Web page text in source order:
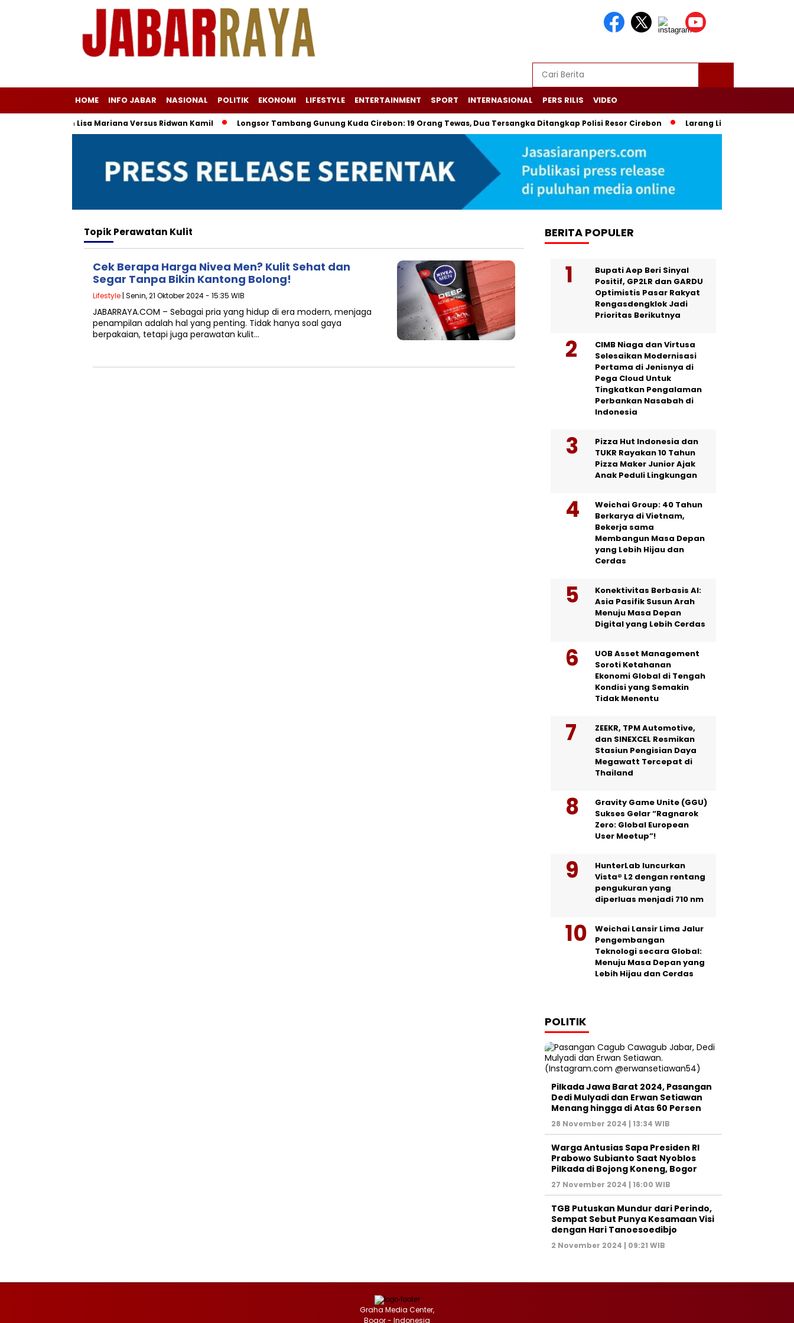
HOME INFO JABAR NASIONAL POLITIK EKONOMI LIFESTYLE ENTERTAINMENT SPORT INTERNASIONAL PERS RILIS VIDEO
Kasus Fitnah Lisa Mariana Versus Ridwan Kamil Longsor Tambang Gunung Kuda Cirebon: 19 Orang Tewas, Dua Tersangka Ditangkap Polisi Resor Cirebon Larang Liputan Media Lokal
TopikPerawatan Kulit
Cek Berapa Harga Nivea Men? Kulit Sehat dan
Segar Tanpa Bikin Kantong Bolong!
Lifestyle | Senin, 21 Oktober 2024 - 15:35 WIB
JABARRAYA.COM – Sebagai pria yang hidup di era modern, menjaga
penampilan adalah hal yang penting. Tidak hanya soal gaya
berpakaian, tetapi juga perawatan kulit…
BERITA POPULER
Bupati Aep Beri Sinyal
Positif, GP2LR dan GARDU
Optimistis Pasar Rakyat
Rengasdengklok Jadi
Prioritas Berikutnya
CIMB Niaga dan Virtusa
Selesaikan Modernisasi
Pertama di Jenisnya di
Pega Cloud Untuk
Tingkatkan Pengalaman
Perbankan Nasabah di
Indonesia
Pizza Hut Indonesia dan
TUKR Rayakan 10 Tahun
Pizza Maker Junior Ajak
Anak Peduli Lingkungan
Weichai Group: 40 Tahun
Berkarya di Vietnam,
Bekerja sama
Membangun Masa Depan
yang Lebih Hijau dan
Cerdas
Konektivitas Berbasis AI:
Asia Pasifik Susun Arah
Menuju Masa Depan
Digital yang Lebih Cerdas
UOB Asset Management
Soroti Ketahanan
Ekonomi Global di Tengah
Kondisi yang Semakin
Tidak Menentu
ZEEKR, TPM Automotive,
dan SINEXCEL Resmikan
Stasiun Pengisian Daya
Megawatt Tercepat di
Thailand
Gravity Game Unite (GGU)
Sukses Gelar “Ragnarok
Zero: Global European
User Meetup”!
HunterLab luncurkan
Vista® L2 dengan rentang
pengukuran yang
diperluas menjadi 710 nm
Weichai Lansir Lima Jalur
Pengembangan
Teknologi secara Global:
Menuju Masa Depan yang
Lebih Hijau dan Cerdas
POLITIK
Pilkada Jawa Barat 2024, Pasangan
Dedi Mulyadi dan Erwan Setiawan
Menang hingga di Atas 60 Persen
28 November 2024 | 13:34 WIB
Warga Antusias Sapa Presiden RI
Prabowo Subianto Saat Nyoblos
Pilkada di Bojong Koneng, Bogor
27 November 2024 | 16:00 WIB
TGB Putuskan Mundur dari Perindo,
Sempat Sebut Punya Kesamaan Visi
dengan Hari Tanoesoedibjo
2 November 2024 | 09:21 WIB
Graha Media Center,
Bogor - Indonesia